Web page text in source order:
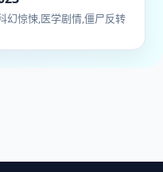
幻惊悚,医学剧情,僵尸反转